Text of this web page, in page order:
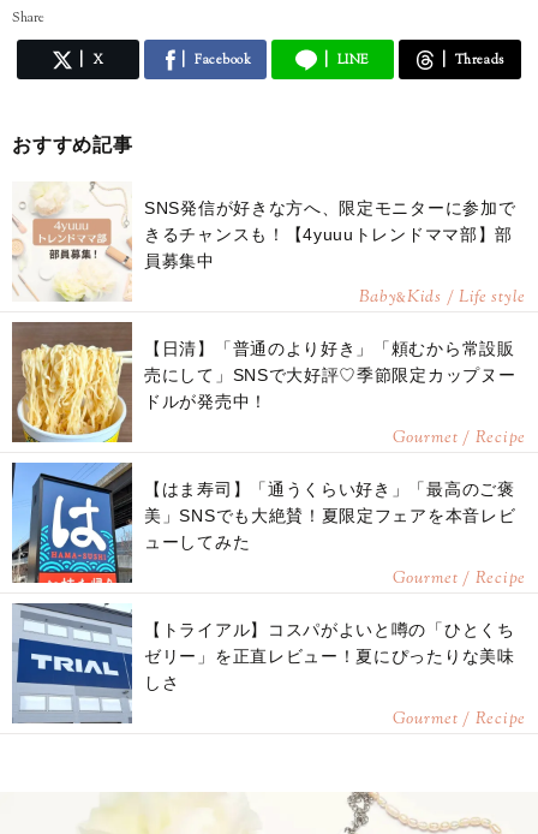
Share
X Facebook LINE Threads
おすすめ記事
SNS発信が好きな方へ、限定モニターに参加で
きるチャンスも！【4yuuuトレンドママ部】部
員募集中
Baby&Kids / Life style
【日清】「普通のより好き」「頼むから常設販
売にして」SNSで大好評♡季節限定カップヌー
ドルが発売中！
Gourmet / Recipe
【はま寿司】「通うくらい好き」「最高のご褒
美」SNSでも大絶賛！夏限定フェアを本音レビ
ューしてみた
Gourmet / Recipe
【トライアル】コスパがよいと噂の「ひとくち
ゼリー」を正直レビュー！夏にぴったりな美味
しさ
Gourmet / Recipe